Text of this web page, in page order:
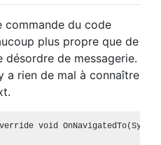
commande du code
plus propre que de
de messagerie.
a rien de mal à connaître
void